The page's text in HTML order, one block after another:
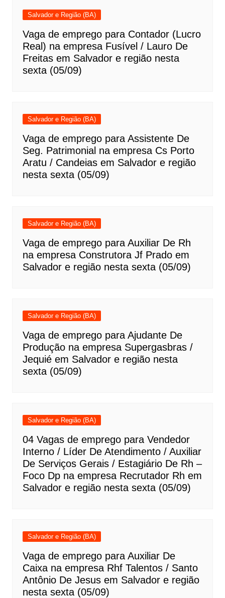
Salvador e Região (BA)
Vaga de emprego para Contador (Lucro
Real) na empresa Fusível / Lauro De
Freitas em Salvador e região nesta
sexta (05/09)
Salvador e Região (BA)
Vaga de emprego para Assistente De
Seg. Patrimonial na empresa Cs Porto
Aratu / Candeias em Salvador e região
nesta sexta (05/09)
Salvador e Região (BA)
Vaga de emprego para Auxiliar De Rh
na empresa Construtora Jf Prado em
Salvador e região nesta sexta (05/09)
Salvador e Região (BA)
Vaga de emprego para Ajudante De
Produção na empresa Supergasbras /
Jequié em Salvador e região nesta
sexta (05/09)
Salvador e Região (BA)
04 Vagas de emprego para Vendedor
Interno / Líder De Atendimento / Auxiliar
De Serviços Gerais / Estagiário De Rh –
Foco Dp na empresa Recrutador Rh em
Salvador e região nesta sexta (05/09)
Salvador e Região (BA)
Vaga de emprego para Auxiliar De
Caixa na empresa Rhf Talentos / Santo
Antônio De Jesus em Salvador e região
nesta sexta (05/09)